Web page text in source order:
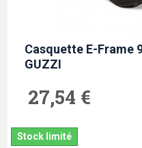
Casquette E-Frame
GUZZI
27,54 €
Stock limité